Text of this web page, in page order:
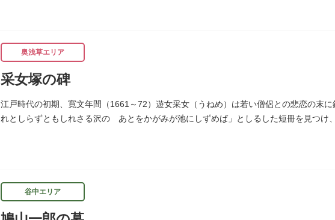
奥浅草エリア
采女塚の碑
江戸時代の初期、寛文年間（1661～72）遊女采女（うねめ）は若い僧侶との悲恋の末
れとしらずともしれさる沢の あとをかがみが池にしずめば」としるした短冊を見つけ
谷中エリア